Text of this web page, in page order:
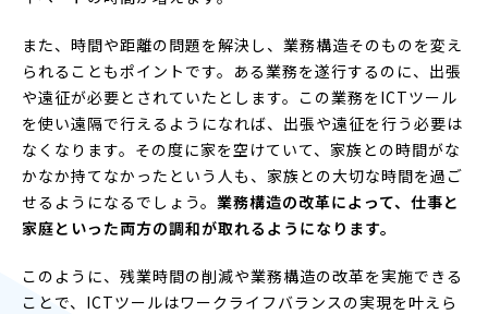
また、時間や距離の問題を解決し、業務構造そのものを変え
られることもポイントです。ある業務を遂行するのに、出張
や遠征が必要とされていたとします。この業務をICTツール
を使い遠隔で行えるようになれば、出張や遠征を行う必要は
なくなります。その度に家を空けていて、家族との時間がな
かなか持てなかったという人も、家族との大切な時間を過ご
せるようになるでしょう。 業務構造の改革によって、仕事と
家庭といった両方の調和が取れるようになります。
このように、残業時間の削減や業務構造の改革を実施できる
ことで、ICTツールはワークライフバランスの実現を叶えら